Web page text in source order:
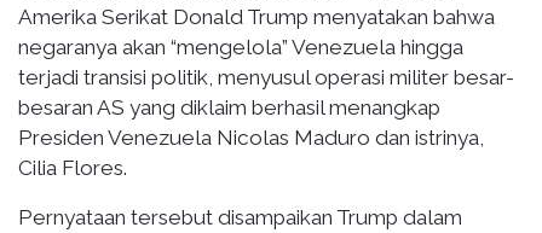
Amerika Serikat Donald Trump menyatakan bahwa
negaranya akan “mengelola” Venezuela hingga
terjadi transisi politik, menyusul operasi militer besar-
besaran AS yang diklaim berhasil menangkap
Presiden Venezuela Nicolas Maduro dan istrinya,
Cilia Flores.
Pernyataan tersebut disampaikan Trump dalam